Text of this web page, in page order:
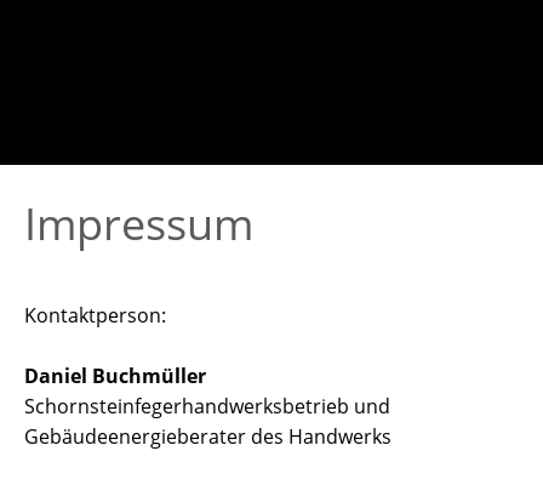
Impressum
Kontaktperson:
Daniel Buchmüller
Schornsteinfegerhandwerksbetrieb und
Gebäudeenergieberater des Handwerks